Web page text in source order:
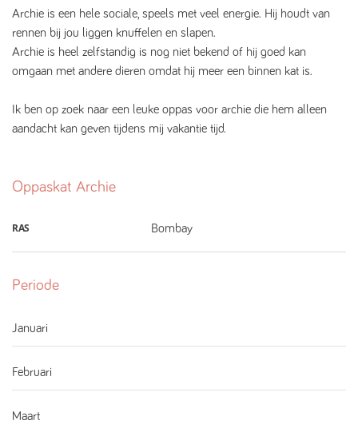
Archie is een hele sociale, speels met veel energie. Hij houdt van
rennen bij jou liggen knuffelen en slapen.
Archie is heel zelfstandig is nog niet bekend of hij goed kan
omgaan met andere dieren omdat hij meer een binnen kat is.
Ik ben op zoek naar een leuke oppas voor archie die hem alleen
aandacht kan geven tijdens mij vakantie tijd.
Oppaskat Archie
RAS Bombay
Periode
Januari
Februari
Maart